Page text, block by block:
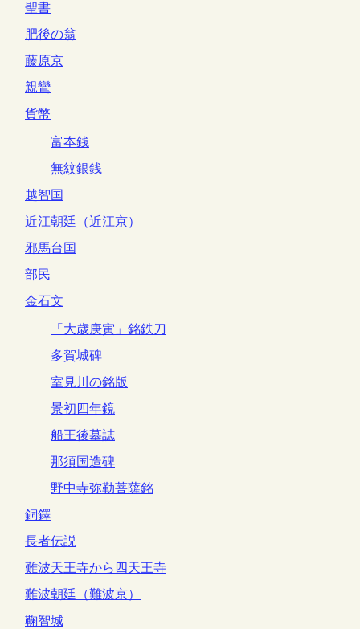
聖書
肥後の翁
藤原京
親鸞
貨幣
富夲銭
無紋銀銭
越智国
近江朝廷（近江京）
邪馬台国
部民
金石文
「大歳庚寅」銘鉄刀
多賀城碑
室見川の銘版
景初四年鏡
船王後墓誌
那須国造碑
野中寺弥勒菩薩銘
銅鐸
長者伝説
難波天王寺から四天王寺
難波朝廷（難波京）
鞠智城